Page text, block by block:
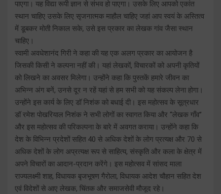
पाएगा। यह विद्या रूपी ज्ञान से संभव हो पाएगा। उसके लिए आपको एकांत
स्थान चाहिए उसके लिए सृजनात्मक माहौल चाहिए जहां आप स्वयं के अस्तित्व
में डूबकर मोती निकाल सके, उसे इस प्रकार का लेखक गांव जैसा स्थान
चाहिए।
स्वामी अवधेशानंद गिरी ने कहा की यह एक अलग प्रकार का आयोजन है
जिसकी किसी ने कल्पना नहीं की। यहां लेखकों, विचारकों को अपनी कृतियों
को लिखने का अवसर मिलेगा। उन्होंने कहा कि पुस्तकें हमारे जीवन का
अभिन्न अंग बनें, उनसे दूर न रहें यहां से हम सभी को यह संकल्प लेना होगा।
उन्होंने इस कार्य के लिए डॉ निशंक को बधाई दी। इस महोत्सव के सूत्रधार
डॉ रमेश पोखरियाल निशंक ने सभी लोगों का स्वागत किया और ‘‘लेखक गाँव’’
और इस महोत्सव की परिकल्पना के बारे में अवगत कराया। उन्होंने कहा कि
देश के विभिन्न प्रदेशों सहित 40 से अधिक देशों के लोग प्रत्यक्ष और 70 से
अधिक देशों के लोग अप्रत्यक्ष रूप से साहित्य, संस्कृति और कला के क्षेत्र में
अपने विचारों का आदान-प्रदान करेंगे। इस महोत्सव में सांसद माला
राज्यलक्ष्मी शाह, विधायक बृजभूषण गैरोला, विधायक आदेश चौहान सहित देश
एवं विदेशों से आए लेखक, चिंतक और समाजसेवी मौजूद रहे।